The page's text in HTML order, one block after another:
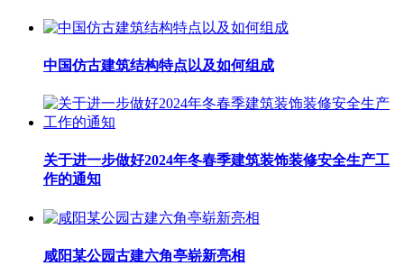
中国仿古建筑结构特点以及如何组成
关于进一步做好2024年冬春季建筑装饰装修安全生产工
作的通知
咸阳某公园古建六角亭崭新亮相